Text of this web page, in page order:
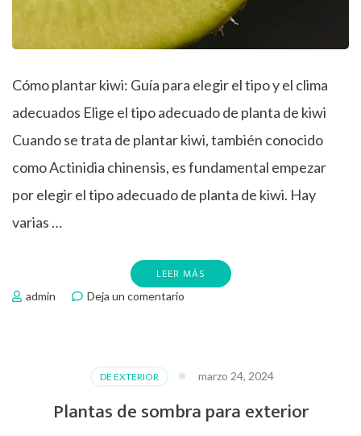
Cómo plantar kiwi: Guía para elegir el tipo y el clima
adecuados Elige el tipo adecuado de planta de kiwi
Cuando se trata de plantar kiwi, también conocido
como Actinidia chinensis, es fundamental empezar
por elegir el tipo adecuado de planta de kiwi. Hay
varias …
LEER MÁS
admin Deja un comentario
DE EXTERIOR marzo 24, 2024
Plantas de sombra para exterior